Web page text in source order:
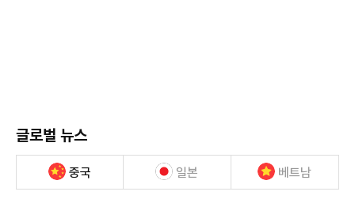
글로벌 뉴스
중국 일본 베트남